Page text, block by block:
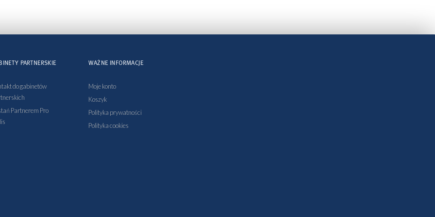
PARTNERSKIE
do gabinetów
Partnerem Pro
WAŻNE INFORMACJE
Moje konto
Koszyk
Polityka prywatności
Polityka cookies